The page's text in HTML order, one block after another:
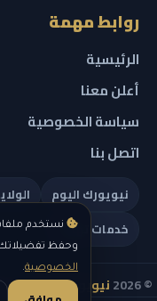
نستخدم
وحفظ تفضيلاتك.
الخصوصية.
روابط مهمة
الرئيسية
أعلن معنا
سياسة الخصوصية
اتصل بنا
نيويورك اليوم
خدمات تهمك
© 2026 نيويورك نيوز